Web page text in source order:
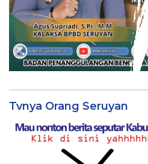
Tvnya Orang Seruyan